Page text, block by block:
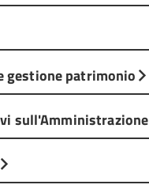
gestione patrimonio
sull'Amministrazione